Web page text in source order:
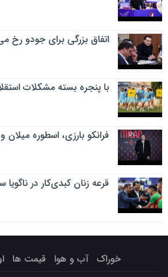
اتفاق بزرگی برای جودو رخ
با پنجره بسته مشکلات
فرانکو بارزی، اسطوره میلان
قرعه زنان کبدی‌کار در
خوراک آب و هوا قیمت ها